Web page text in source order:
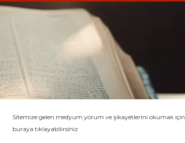
Sitemize gelen medyum yorum ve şikayetlerini okumak için
buraya tıklayabilirsiniz